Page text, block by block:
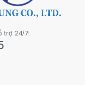
trợ 24/7!